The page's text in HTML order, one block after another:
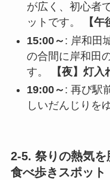
が広く、初心者
ットです。
【
15:00～ : 岸和田
の合間に岸和田
す。
【夜】灯
19:00～ : 再び駅
しいだんじりを
2-5. 祭りの熱気を
食べ歩きスポット